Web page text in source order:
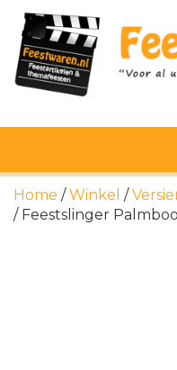
Home /Winkel /
/ Feestslinger